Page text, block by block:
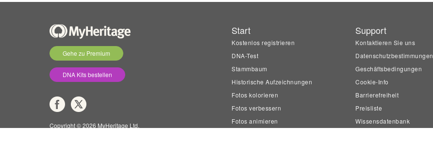
Gehe zu Premium
DNA Kits bestellen
Copyright © 2026 MyHeritage Ltd.
Start
Kostenlos registrieren
DNA-Test
Stammbaum
Historische Aufzeichnungen
Fotos kolorieren
Fotos verbessern
Fotos animieren
Support
Kontaktieren Sie uns
Datenschutzbestimmungen
Geschäftsbedingungen
Cookie-Info
Barrierefreiheit
Preisliste
Wissensdatenbank